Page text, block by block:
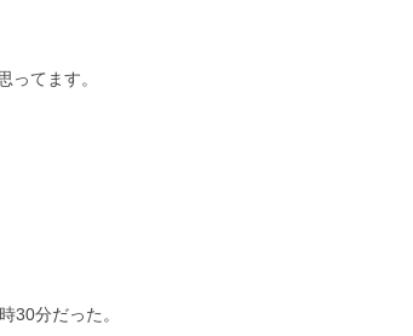
ってます。
30分だった。